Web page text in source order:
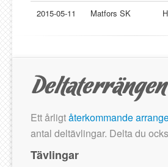
2015-05-11
Matfors SK
Ett årligtåterkommande
antal deltävlingar. Delta du
Tävlingar